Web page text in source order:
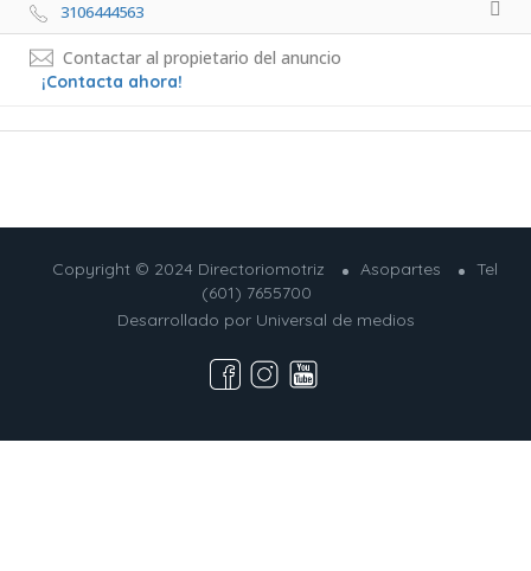
3106444563
Contactar al propietario del anuncio
¡Contacta ahora!
Copyright © 2024 Directoriomotriz Asopartes
Tel
(601) 7655700
Desarrollado por Universal de medios